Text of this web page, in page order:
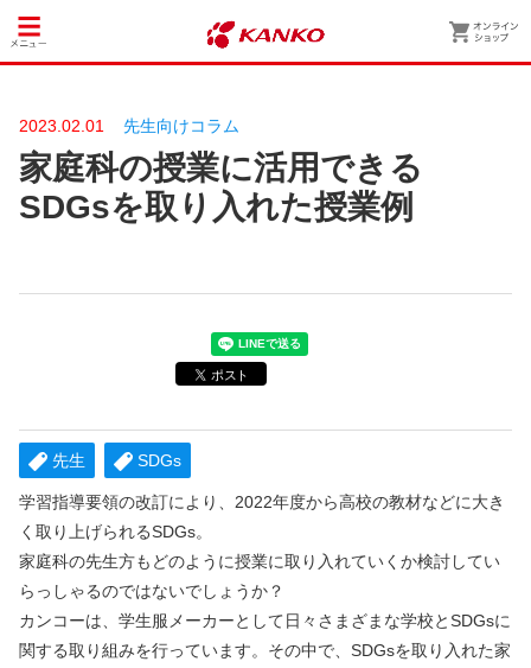
2023.02.01 先生向けコラム
家庭科の授業に活用できる
SDGsを取り入れた授業例
先生 SDGs
学習指導要領の改訂により、2022年度から高校の教材などに大き
く取り上げられるSDGs。
家庭科の先生方もどのように授業に取り入れていくか検討してい
らっしゃるのではないでしょうか？
カンコーは、学生服メーカーとして日々さまざまな学校とSDGsに
関する取り組みを行っています。その中で、SDGsを取り入れた家